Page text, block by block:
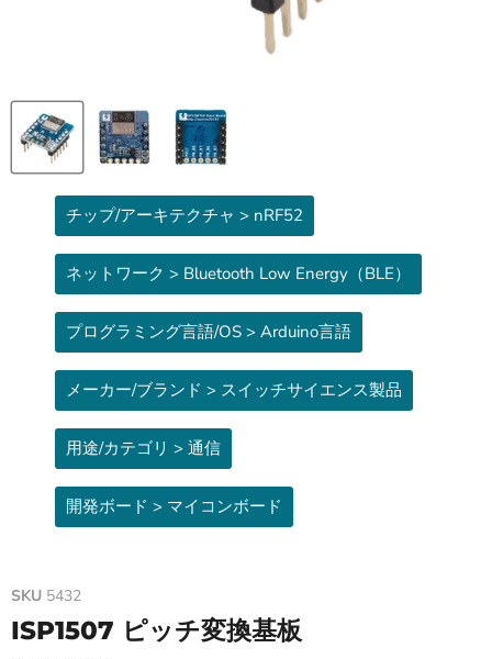
チップ/アーキテクチャ > nRF52
ネットワーク > Bluetooth Low Energy（BLE）
プログラミング言語/OS > Arduino言語
メーカー/ブランド > スイッチサイエンス製品
用途/カテゴリ > 通信
開発ボード > マイコンボード
SKU 5432
ISP1507 ピッチ変換基板